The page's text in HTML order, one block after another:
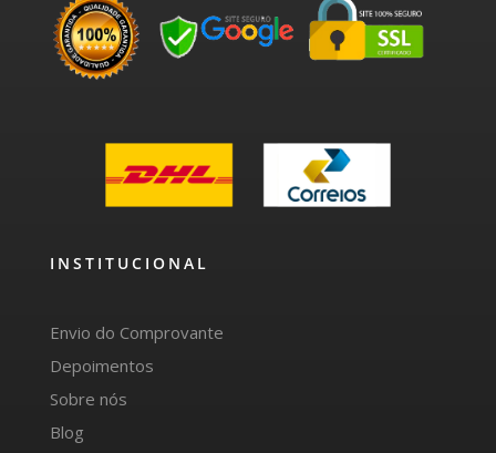
INSTITUCIONAL
Envio do Comprovante
Depoimentos
Sobre nós
Blog